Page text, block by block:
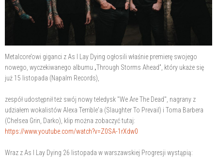
Metalcore’owi giganci z As I Lay Dying ogłosili właśnie premierę swojego
nowego, wyczekiwanego albumu „Through Storms Ahead”, który ukaże się
już 15 listopada (Napalm Records),
zespół udostępnił też swój nowy teledysk "We Are The Dead", nagrany z
udziałem wokalistów Alexa Terrible'a (Slaughter To Prevail) i Toma Barbera
(Chelsea Grin, Darko), klip można zobaczyć tutaj:
https://www.youtube.com/watch?v=Z0SA-1rXdw0
Wraz z As I Lay Dying 26 listopada w warszawskiej Progresji wystąpią: